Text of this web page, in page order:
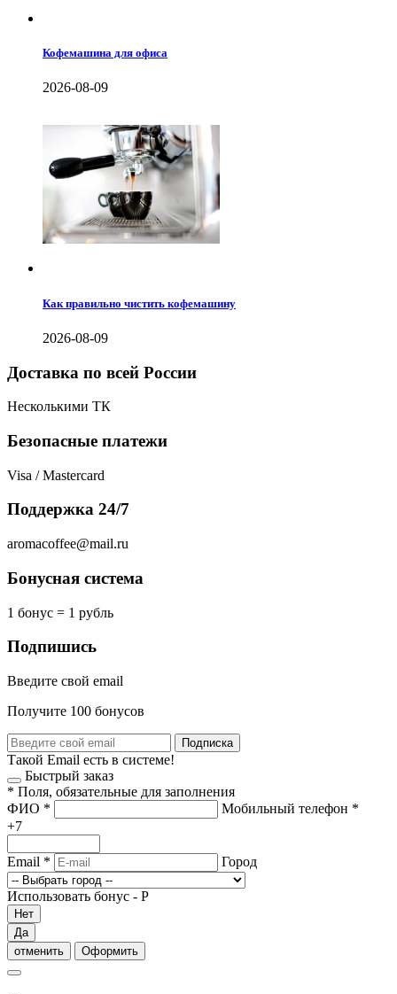
Кофемашина для офиса
2026-08-09
Как правильно чистить кофемашину
2026-08-09
Доставка по всей России
Несколькими ТК
Безопасные платежи
Visa / Mastercard
Поддержка 24/7
aromacoffee@mail.ru
Бонусная система
1 бонус = 1 рубль
Подпишись
Введите свой email
Получите 100 бонусов
Подписка
Такой Email есть в системе!
Быстрый заказ
* Поля, обязательные для заполнения
ФИО * Мобильный телефон *
+7
Email * Город
Использовать бонус - Р
Нет
Да
отменить
Оформить